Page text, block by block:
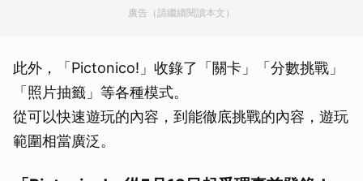
廣告（請繼續閱讀本文）
此外，「Pictonico!」收錄了「關卡」「分數挑戰」
「照片抽籤」等各種模式。
從可以快速遊玩的內容，到能徹底挑戰的內容，遊玩
範圍相當廣泛。